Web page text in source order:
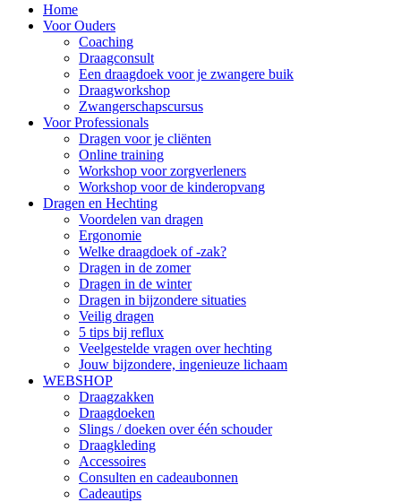
Home
Voor Ouders
Coaching
Draagconsult
Een draagdoek voor je zwangere buik
Draagworkshop
Zwangerschapscursus
Voor Professionals
Dragen voor je cliënten
Online training
Workshop voor zorgverleners
Workshop voor de kinderopvang
Dragen en Hechting
Voordelen van dragen
Ergonomie
Welke draagdoek of -zak?
Dragen in de zomer
Dragen in de winter
Dragen in bijzondere situaties
Veilig dragen
5 tips bij reflux
Veelgestelde vragen over hechting
Jouw bijzondere, ingenieuze lichaam
WEBSHOP
Draagzakken
Draagdoeken
Slings / doeken over één schouder
Draagkleding
Accessoires
Consulten en cadeaubonnen
Cadeautips